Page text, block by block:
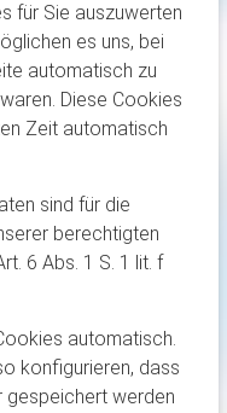
für Sie auszuwerten
es uns, bei
automatisch zu
Diese Cookies
Zeit automatisch
sind für die
berechtigten
6 Abs. 1 S. 1 lit. f
automatisch.
konfigurieren, dass
gespeichert werden